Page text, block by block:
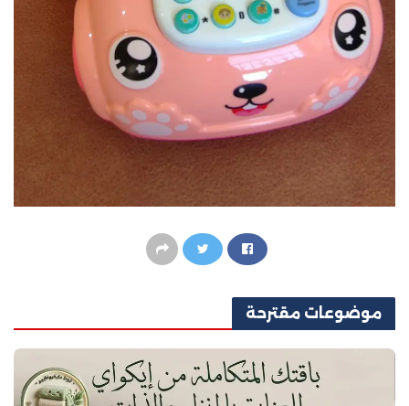
موضوعات مقترحة